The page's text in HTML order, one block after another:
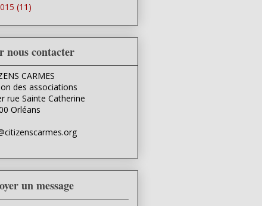
(11)
nous contacter
CARMES
des associations
rue Sainte Catherine
Orléans
un message